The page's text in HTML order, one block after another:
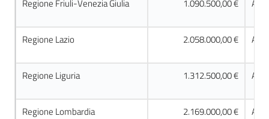
Regione Friuli-Venezia Giulia 1.090.500,00 €
Regione Lazio 2.058.000,00 €
Regione Liguria 1.312.500,00 €
Regione Lombardia 2.169.000,00 €